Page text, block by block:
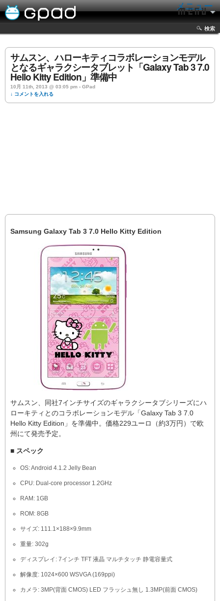
メニュー
検索
サムスン、ハローキティコラボレーションモデル
となるギャラクシータブレット「Galaxy Tab 3 7.0
Hello Kitty Edition」準備中
10月 11th, 2013 @ 03:05 pm › GPad
↓ コメントを入れる
Samsung Galaxy Tab 3 7.0 Hello Kitty Edition
サムスン、同社7インチサイズのギャラクシータブシリーズにハ
ローキティとのコラボレーションモデル「Galaxy Tab 3 7.0
Hello Kitty Edition」を準備中。価格229ユーロ（約3万円）で欧
州にて発売予定。
■ スペック
OS: Android 4.1.2 Jelly Bean
CPU: Dual-core processor 1.2GHz
RAM: 1GB
ROM: 8GB
サイズ: 111.1×188×9.9mm
重量: 302g
ディスプレイ: 7インチ TFT 液晶 マルチタッチ 静電容量式
解像度: 1024×600 WSVGA (169ppi)
カメラ: 3MP(背面 CMOS) LED フラッシュ無し 1.3MP(前面 CMOS)